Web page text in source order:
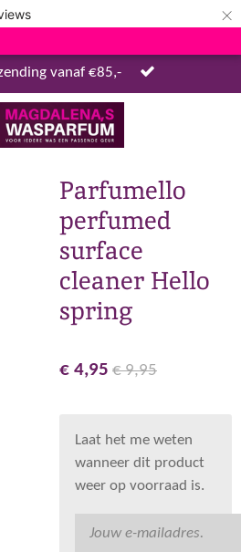
×
vanaf €85,-
Parfumello
perfumed
surface
cleaner Hello
spring
€ 4,95 € 9,95
Laat het me weten
wanneer dit product
weer op voorraad is.